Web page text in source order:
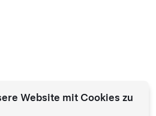
Website mit Cookies zu